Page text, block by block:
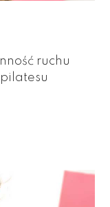
ruchu